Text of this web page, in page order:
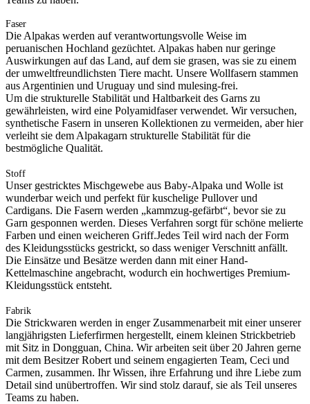
Faser
Die Alpakas werden auf verantwortungsvolle Weise im
peruanischen Hochland gezüchtet. Alpakas haben nur geringe
Auswirkungen auf das Land, auf dem sie grasen, was sie zu einem
der umweltfreundlichsten Tiere macht. Unsere Wollfasern stammen
aus Argentinien und Uruguay und sind mulesing-frei.
Um die strukturelle Stabilität und Haltbarkeit des Garns zu
gewährleisten, wird eine Polyamidfaser verwendet. Wir versuchen,
synthetische Fasern in unseren Kollektionen zu vermeiden, aber hier
verleiht sie dem Alpakagarn strukturelle Stabilität für die
bestmögliche Qualität.
Stoff
Unser gestricktes Mischgewebe aus Baby-Alpaka und Wolle ist
wunderbar weich und perfekt für kuschelige Pullover und
Cardigans. Die Fasern werden „kammzug-gefärbt“, bevor sie zu
Garn gesponnen werden. Dieses Verfahren sorgt für schöne melierte
Farben und einen weicheren Griff.Jedes Teil wird nach der Form
des Kleidungsstücks gestrickt, so dass weniger Verschnitt anfällt.
Die Einsätze und Besätze werden dann mit einer Hand-
Kettelmaschine angebracht, wodurch ein hochwertiges Premium-
Kleidungsstück entsteht.
Fabrik
Die Strickwaren werden in enger Zusammenarbeit mit einer unserer
langjährigsten Lieferfirmen hergestellt, einem kleinen Strickbetrieb
mit Sitz in Dongguan, China. Wir arbeiten seit über 20 Jahren gerne
mit dem Besitzer Robert und seinem engagierten Team, Ceci und
Carmen, zusammen. Ihr Wissen, ihre Erfahrung und ihre Liebe zum
Detail sind unübertroffen. Wir sind stolz darauf, sie als Teil unseres
Teams zu haben.